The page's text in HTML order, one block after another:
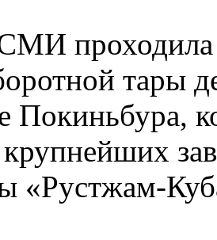
тары
Покиньбура,
«Рустжам-